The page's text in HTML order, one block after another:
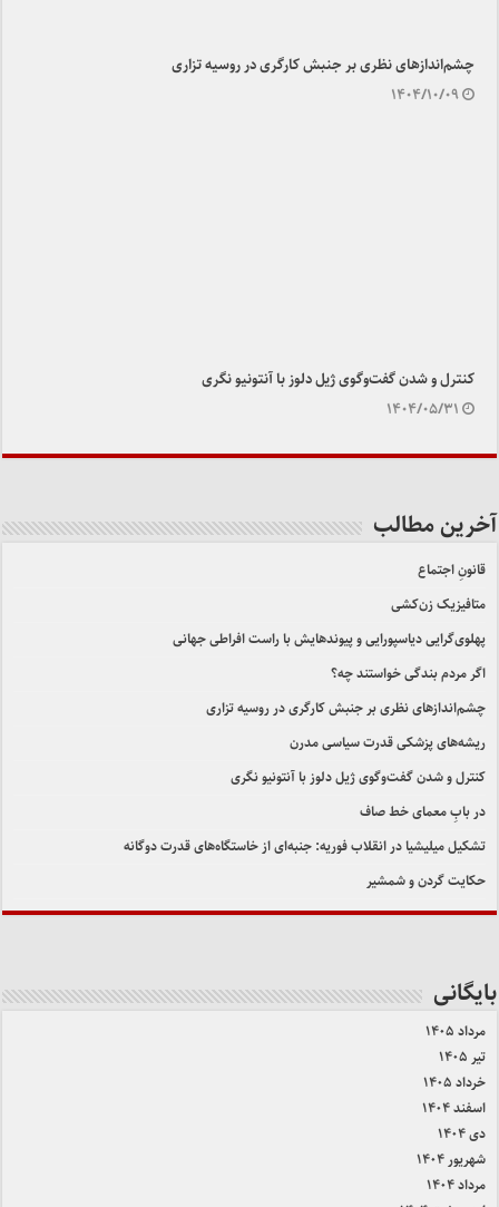
چشم‌اندازهای نظری بر جنبش کارگری در روسیه تزاری
۱۴۰۴/۱۰/۰۹
کنترل و شدن گفت‌وگوی ژیل دلوز با آنتونیو نگری
۱۴۰۴/۰۵/۳۱
آخرین مطالب
قانونِ اجتماع
متافیزیک زن‌کشی
پهلوی‌گرایی دیاسپورایی و پیوندهایش با راست افراطی جهانی
اگر مردم بندگی خواستند چه؟
چشم‌اندازهای نظری بر جنبش کارگری در روسیه تزاری
ریشه‌های پزشکی قدرت سیاسی مدرن
کنترل و شدن گفت‌وگوی ژیل دلوز با آنتونیو نگری
در بابِ معمای خط صاف
تشکیل میلیشیا در انقلاب فوریه: جنبه‌ای از خاستگاه‌های قدرت دوگانه
حکایت گردن و شمشیر
بایگانی
مرداد ۱۴۰۵
تیر ۱۴۰۵
خرداد ۱۴۰۵
اسفند ۱۴۰۴
دی ۱۴۰۴
شهریور ۱۴۰۴
مرداد ۱۴۰۴